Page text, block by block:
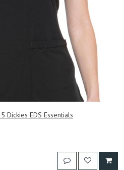
Dickies EDS Essentials